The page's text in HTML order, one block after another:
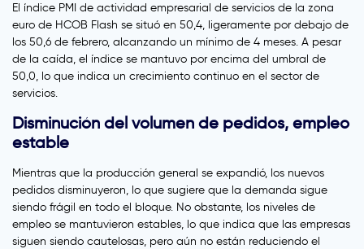
El índice PMI de actividad empresarial de servicios de la zona
euro de HCOB Flash se situó en 50,4, ligeramente por debajo de
los 50,6 de febrero, alcanzando un mínimo de 4 meses. A pesar
de la caída, el índice se mantuvo por encima del umbral de
50,0, lo que indica un crecimiento continuo en el sector de
servicios.
Disminución del volumen de pedidos, empleo
estable
Mientras que la producción general se expandió, los nuevos
pedidos disminuyeron, lo que sugiere que la demanda sigue
siendo frágil en todo el bloque. No obstante, los niveles de
empleo se mantuvieron estables, lo que indica que las empresas
siguen siendo cautelosas, pero aún no están reduciendo el